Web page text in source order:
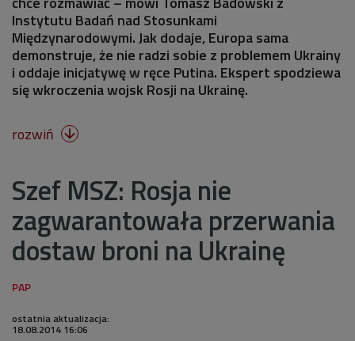
Instytutu Badań nad Stosunkami
Międzynarodowymi. Jak dodaje, Europa sama
demonstruje, że nie radzi sobie z problemem Ukrainy
i oddaje inicjatywę w ręce Putina. Ekspert spodziewa
się wkroczenia wojsk Rosji na Ukrainę.
rozwiń 
Szef MSZ: Rosja nie
zagwarantowała przerwania
dostaw broni na Ukrainę
ostatnia aktualizacja:
18.08.2014 16:06